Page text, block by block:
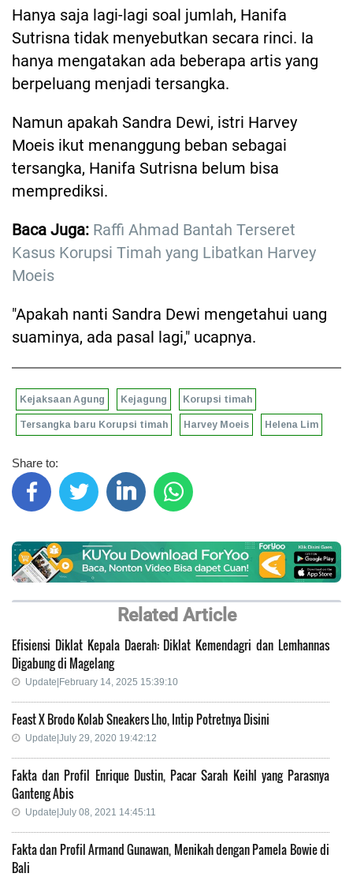
Hanya saja lagi-lagi soal jumlah, Hanifa
Sutrisna tidak menyebutkan secara rinci. Ia
hanya mengatakan ada beberapa artis yang
berpeluang menjadi tersangka.
Namun apakah Sandra Dewi, istri Harvey
Moeis ikut menanggung beban sebagai
tersangka, Hanifa Sutrisna belum bisa
memprediksi.
Baca Juga: Raffi Ahmad Bantah Terseret
Kasus Korupsi Timah yang Libatkan Harvey
Moeis
"Apakah nanti Sandra Dewi mengetahui uang
suaminya, ada pasal lagi," ucapnya.
Kejaksaan Agung Kejagung Korupsi timah
Tersangka baru Korupsi timah Harvey Moeis Helena Lim
Share to:
Related Article
Efisiensi Diklat Kepala Daerah: Diklat Kemendagri dan Lemhannas
Digabung di Magelang
Update|February 14, 2025 15:39:10
Feast X Brodo Kolab Sneakers Lho, Intip Potretnya Disini
Update|July 29, 2020 19:42:12
Fakta dan Profil Enrique Dustin, Pacar Sarah Keihl yang Parasnya
Ganteng Abis
Update|July 08, 2021 14:45:11
Fakta dan Profil Armand Gunawan, Menikah dengan Pamela Bowie di
Bali